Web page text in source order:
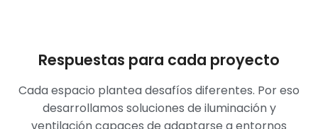
Respuestas para cada proyecto
Cada espacio plantea desafíos diferentes. Por eso
desarrollamos soluciones de iluminación y